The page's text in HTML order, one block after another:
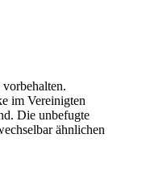
im Vereinigten
Die unbefugte
ähnlichen